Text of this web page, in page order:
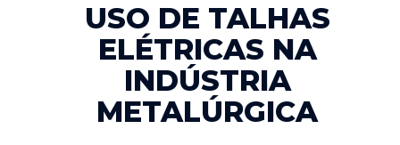
USO DE TALHAS
ELÉTRICAS NA
INDÚSTRIA
METALÚRGICA